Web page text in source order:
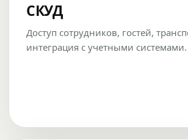
СКУД
Доступ сотрудников, гостей,
интеграция с учетными системами.